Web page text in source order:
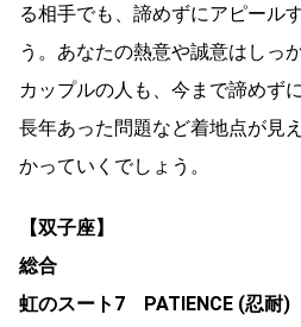
る相手でも、諦めずにアピール
う。あなたの熱意や誠意はしっ
カップルの人も、今まで諦めず
長年あった問題など着地点が見
かっていくでしょう。
【双子座】
総合
虹のスート7 PATIENCE (忍耐)